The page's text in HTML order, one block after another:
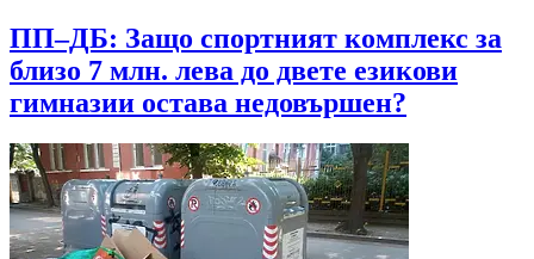
ПП–ДБ: Защо спортният комплекс за
близо 7 млн. лева до двете езикови
гимназии остава недовършен?